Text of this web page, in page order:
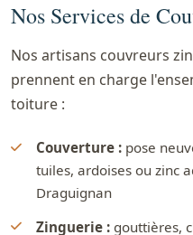
Nos Services de
Nos artisans couvreurs
prennent en charge
toiture :
Couverture : pose
tuiles, ardoises ou zinc
Draguignan
Zinguerie : gouttières,